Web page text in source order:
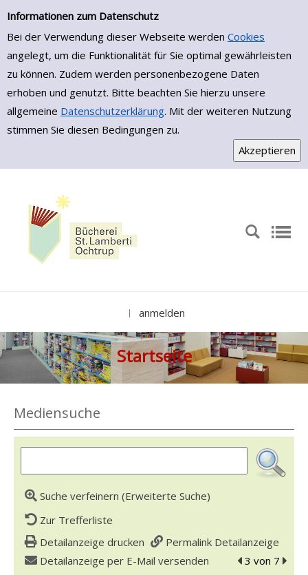
Informationen zum Datenschutz
Bei der Verwendung dieser Webseite werden Cookies
angelegt, um die Funktionalität für Sie optimal gewährleisten
zu können. Zudem werden personenbezogene Daten
erhoben und genutzt. Bitte beachten Sie hierzu unsere
allgemeine Datenschutzerklärung. Mit der weiteren Nutzung
stimmen Sie diesen Bedingungen zu.
Zur Detailanzeige springen
anmelden
Startseite
Mediensuche
Suche verfeinern (Erweiterte Suche)
Zur Trefferliste
Detailanzeige drucken
Permalink Detailanzeige
Detailanzeige per E-Mail versenden
zum
3 von 7 zum